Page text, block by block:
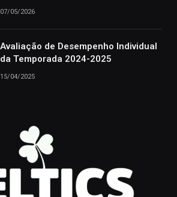
07/05/2026
Avaliação de Desempenho Individual
da Temporada 2024-2025
15/04/2025